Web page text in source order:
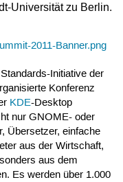
Universität zu Berlin.
Initiative der
Konferenz
KDE-Desktop
nur GNOME- oder
Übersetzer, einfache
aus der Wirtschaft,
aus dem
Es werden über 1.000